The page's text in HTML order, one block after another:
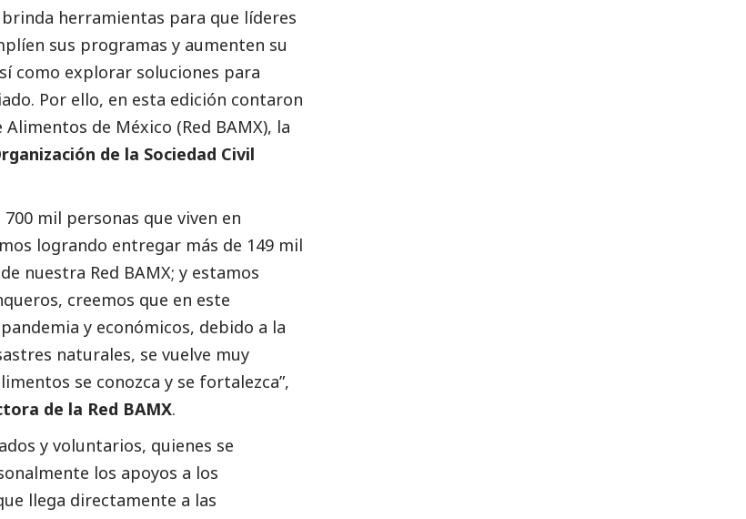
herramientas para que líderes
sus programas y aumenten su
como explorar soluciones para
Por ello, en esta edición contaron
Alimentos de México (Red BAMX), la
de la Sociedad Civil
mil personas que viven en
logrando entregar más de 149 mil
nuestra Red BAMX; y estamos
creemos que en este
y económicos, debido a la
naturales, se vuelve muy
se conozca y se fortalezca”,
de la Red BAMX.
y voluntarios, quienes se
los apoyos a los
llega directamente a las